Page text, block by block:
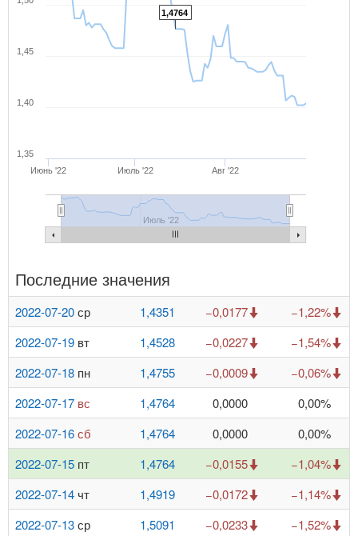
1,4764
Июнь '22 Июль '22 Авг '22
Июль '22
1,35
1,40
1,45
Последние значения
2022-07-20ср 1,4351 −0,0177
−1,22%
2022-07-19 вт 1,4528 −0,0227
−1,54%
2022-07-18 пн 1,4755 −0,0009
−0,06%
2022-07-17 вс 1,4764 0,0000
0,00%
2022-07-16сб 1,4764 0,0000
0,00%
2022-07-15 пт 1,4764 −0,0155
−1,04%
2022-07-14 чт 1,4919 −0,0172
−1,14%
2022-07-13ср 1,5091 −0,0233
−1,52%